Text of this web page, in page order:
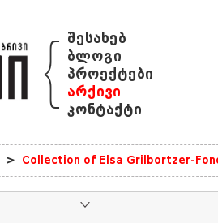
{ შესახებ
ბლოგი
პროექტები
არქივი
კონტაქტი
> Collection of Elsa Grilbortzer-